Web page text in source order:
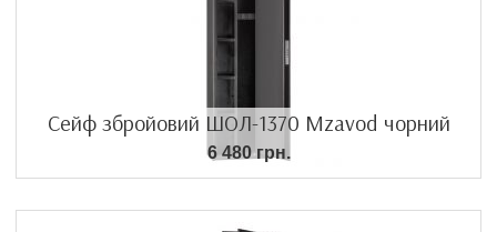
Сейф збройовий ШОЛ-1370 Mzavod чорний
6 480 грн.